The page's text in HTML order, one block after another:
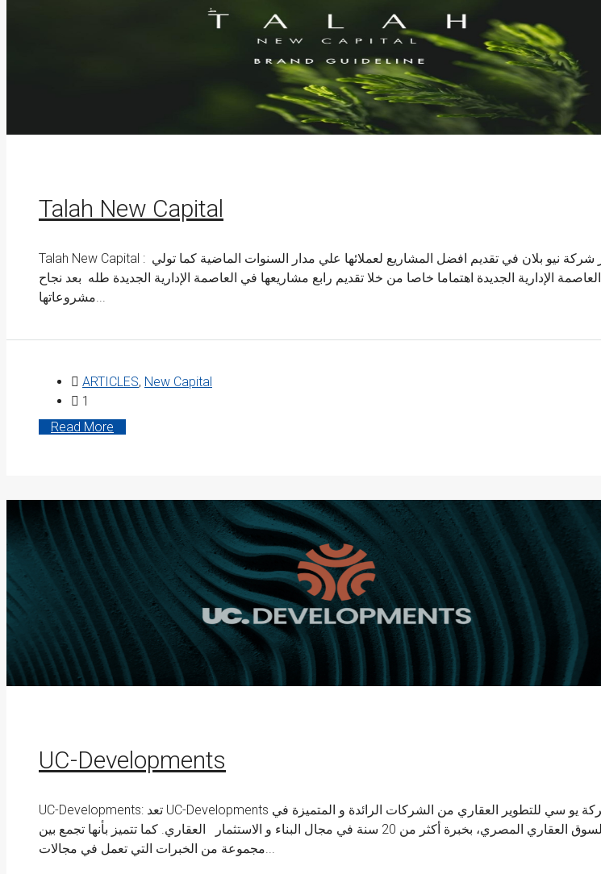
Talah New Capital
Talah New Capital : تستمر شركة نيو بلان في تقديم افضل المشاريع لعملائها علي مدار السنوات الماضية كما تولي
العاصمة الإدارية الجديدة اهتماما خاصا من خلا تقديم رابع مشاريعها في العاصمة الإدارية الجديدة طله بعد نجاح
ARTICLES, New Capital
1
Read More
UC-Developments
UC-Developments: تعد UC-Developments شركة يو سي للتطوير العقاري من الشركات الرائدة و المتميزة في
السوق العقاري المصري، بخبرة أكثر من 20 سنة في مجال البناء و الاستثمار العقاري. كما تتميز بأنها تجمع بين